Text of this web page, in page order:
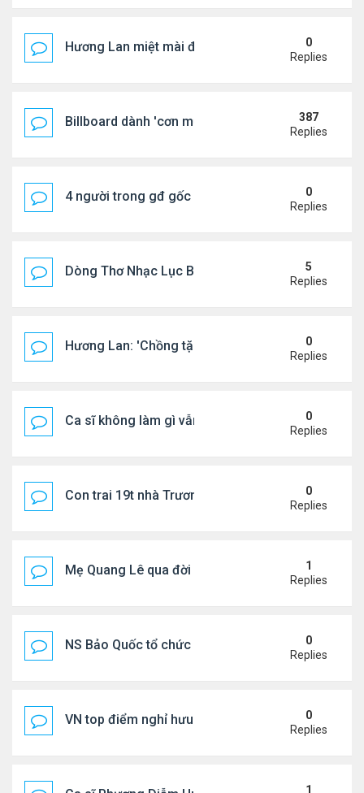
Hương Lan miệt mài đi hát ở tuổi 70
0
Replies
Billboard dành 'cơn mưa' lời khen BTS
387
Replies
4 người trong gđ gốc Việt thiệt mạng vì tai nạn xe
0
Replies
Dòng Thơ Nhạc Lục Bát Trích Đoạn - Gõ Google:
5
Replies
Hương Lan: 'Chồng tặng tôi khu vườn tình yêu'
0
Replies
Ca sĩ không làm gì vẫn kiếm được 400 triệu đồng/
0
Replies
Con trai 19t nhà Trương Bá Chi - Tạ Đình Phong
0
Replies
Mẹ Quang Lê qua đời sau 2 năm đột quỵ. 1
Replies
NS Bảo Quốc tổ chức sn cho bà xã
0
Replies
VN top điểm nghỉ hưu lý tưởng cho người Mỹ
0
Replies
1